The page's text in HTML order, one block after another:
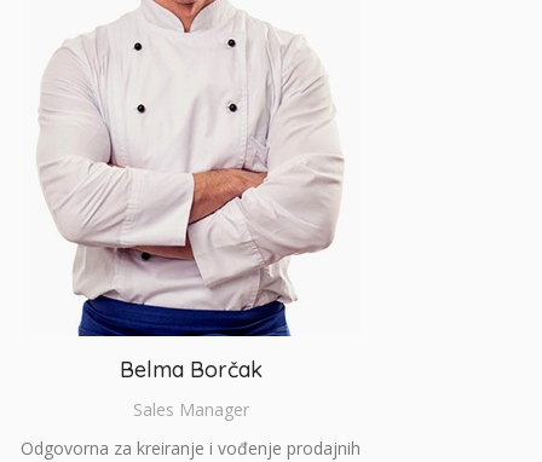
Belma Borčak
Sales Manager
Odgovorna za kreiranje i vođenje prodajnih